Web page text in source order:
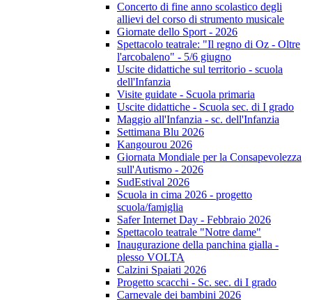
Concerto di fine anno scolastico degli
allievi del corso di strumento musicale
Giornate dello Sport - 2026
Spettacolo teatrale: "Il regno di Oz - Oltre
l'arcobaleno" - 5/6 giugno
Uscite didattiche sul territorio - scuola
dell'Infanzia
Visite guidate - Scuola primaria
Uscite didattiche - Scuola sec. di I grado
Maggio all'Infanzia - sc. dell'Infanzia
Settimana Blu 2026
Kangourou 2026
Giornata Mondiale per la Consapevolezza
sull'Autismo - 2026
SudEstival 2026
Scuola in cima 2026 - progetto
scuola/famiglia
Safer Internet Day - Febbraio 2026
Spettacolo teatrale "Notre dame"
Inaugurazione della panchina gialla -
plesso VOLTA
Calzini Spaiati 2026
Progetto scacchi - Sc. sec. di I grado
Carnevale dei bambini 2026